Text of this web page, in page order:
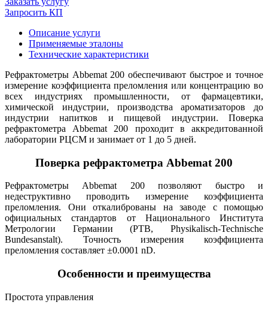
Запросить КП
Описание услуги
Применяемые эталоны
Технические характеристики
Рефрактометры Abbemat 200 обеспечивают быстрое и точное
измерение коэффициента преломления или концентрацию во
всех индустриях промышленности, от фармацевтики,
химической индустрии, производства ароматизаторов до
индустрии напитков и пищевой индустрии. Поверка
рефрактометра Abbemat 200 проходит в аккредитованной
лаборатории РЦСМ и занимает от 1 до 5 дней.
Поверка рефрактометра Abbemat 200
Рефрактометры Abbemat 200 позволяют быстро и
недеструктивно проводить измерение коэффициента
преломления. Они откалиброваны на заводе с помощью
официальных стандартов от Национального Института
Метрологии Германии (PTB, Physikalisch-Technische
Bundesanstalt). Точность измерения коэффициента
преломления составляет ±0.0001 nD.
Особенности и преимущества
Простота управления